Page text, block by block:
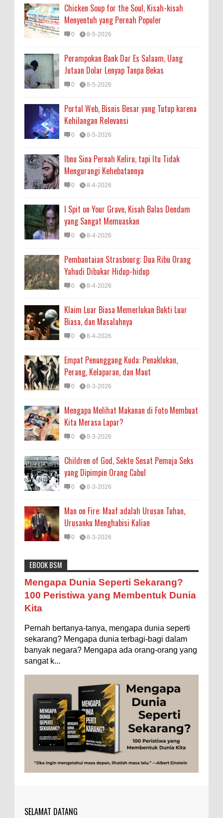
Chicken Soup for the Soul, Kisah-kisah
Menyentuh yang Pernah Populer
0 8-5-2026
Perampokan Bank Dar Es Salaam, Uang
Jutaan Dolar Lenyap Tanpa Bekas
0 8-5-2026
Portal Web, Bisnis Besar yang Tutup karena
Kehilangan Relevansi
0 8-5-2026
Ibnu Sina Pernah Keliru, tapi Itu Tidak
Mengurangi Kehebatannya
0 8-4-2026
I Spit on Your Grave, Kisah Balas Dendam
yang Sangat Memuaskan
0 8-4-2026
Pembantaian Strasbourg: Dua Ribu Orang
Yahudi Dibakar Hidup-hidup
0 8-4-2026
Klaim Luar Biasa Memerlukan Bukti Luar
Biasa, dan Masalahnya
0 8-4-2026
Empat Penunggang Kuda: Penaklukan,
Perang, Kelaparan, dan Maut
0 8-3-2026
Mengapa Melihat Makanan di Foto Membuat
Kita Merasa Lapar?
0 8-3-2026
Children of God, Sekte Sesat Pemuja Seks
yang Dipimpin Orang Cabul
0 8-3-2026
Man on Fire: Maaf adalah Urusan Tuhan,
Urusanku Menghabisi Kalian
0 8-3-2026
Astronomi Biologi Budaya Buku
Bumi
Entertainment
Fakta & Statistik Fauna
Filsafat
Flora
Internasional
Internet Iptek
Istilah Ilmiah
Makanan & Minuman
Misteri Mitologi
Nature
Teknologi Tips
Tokoh
Tubuh Manusia
Umum
EBOOK BSM
Mengapa Dunia Seperti Sekarang?
100 Peristiwa yang Membentuk Dunia
Kita
Pernah bertanya-tanya, mengapa dunia seperti
sekarang? Mengapa dunia terbagi-bagi dalam
banyak negara? Mengapa ada orang-orang yang
sangat k...
SELAMAT DATANG